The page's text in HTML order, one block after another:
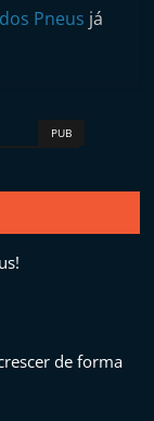
Pneus já
PUB
de forma